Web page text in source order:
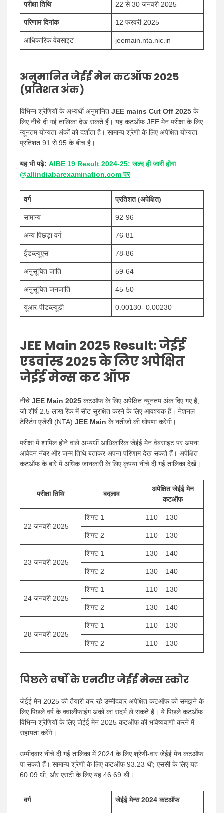
परीक्षा तिथि 22 से 30 जनवरी 2025
परिणाम दिनांक 12 फरवरी 2025
आधिकारिक वेबसाइट jeemain.nta.nic.in
अनुमानित जेईई मेन कटऑफ 2025
(प्रतिशत अंक)
विभिन्न श्रेणियों के अभ्यर्थी अनुमानित JEE mains Cut Off 2025 के
लिए नीचे दी गई तालिका देख सकते हैं। यह कटऑफ JEE मेन परीक्षा के लिए
न्यूनतम योग्यता अंकों को दर्शाता है। सामान्य श्रेणी के लिए अपेक्षित योग्यता
प्रतिशत 91 से 95 के बीच है।
यह भी पढ़े: AIBE 19 Result 2024-25: जल्द ही जारी होगा
@allindiabarexamination.com पर
वर्ग प्रतिशत (अपेक्षित)
सामान्य 92-96
अन्य पिछड़ा वर्ग 76-81
ईडब्ल्यूएस 78-86
अनुसूचित जाति 59-64
अनुसूचित जनजाति 45-50
यूआर-पीडब्ल्यूडी 0.00130- 0.00230
JEE Main 2025 Result:जेईई
एडवांस्ड 2025 के लिए अपेक्षित
जेईई मेन्स कट ऑफ
नीचे JEE Main 2025 कटऑफ के लिए अपेक्षित न्यूनतम अंक दिए गए हैं,
जो शीर्ष 2.5 लाख रैंक में सीट सुरक्षित करने के लिए आवश्यक हैं। नेशनल
टेस्टिंग एजेंसी (NTA) JEE Main के नतीजों की घोषणा करेगी।
परीक्षा में शामिल होने वाले अभ्यर्थी आधिकारिक जेईई मेन वेबसाइट पर अपना
आवेदन नंबर और जन्म तिथि बताकर अपना परिणाम देख सकते हैं। अपेक्षित
कटऑफ के बारे में अधिक जानकारी के लिए कृपया नीचे दी गई तालिका देखें।
परीक्षा तिथि बदलाव
अपेक्षित जेईई मेन
कटऑफ
22 जनवरी 2025
शिफ्ट 1 110 – 130
शिफ्ट 2 110 – 130
23 जनवरी 2025
शिफ्ट 1 130 – 140
शिफ्ट 2 130 – 140
24 जनवरी 2025
शिफ्ट 1 110 – 130
शिफ्ट 2 130 – 140
28 जनवरी 2025
शिफ्ट 1 110 – 130
शिफ्ट 2 110 – 130
पिछले वर्षों के एनटीए जेईई मेन्स स्कोर
जेईई मेन 2025 की तैयारी कर रहे उम्मीदवार अपेक्षित कटऑफ को समझने के
लिए पिछले वर्ष के क्वालीफाइंग अंकों का संदर्भ ले सकते हैं। ये पिछले कटऑफ
विभिन्न श्रेणियों के लिए जेईई मेन 2025 कटऑफ की भविष्यवाणी करने में
सहायता करेंगे।
उम्मीदवार नीचे दी गई तालिका में 2024 के लिए श्रेणी-वार जेईई मेन कटऑफ
पा सकते हैं। सामान्य श्रेणी के लिए कटऑफ 93.23 थी; एससी के लिए यह
60.09 थी; और एसटी के लिए यह 46.69 थी।
वर्ग जेईई मेन्स 2024 कटऑफ